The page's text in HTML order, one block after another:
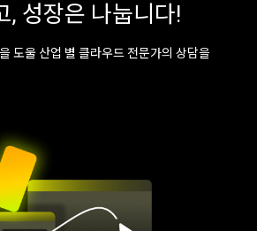
임을 바꾸고, 혁신의 속도를 높일 수 있었는
, 성장은 나눕니다!
도울 산업 별 클라우드 전문가의 상담을